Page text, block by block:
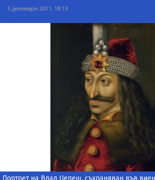
5 декември 2011, 18:13